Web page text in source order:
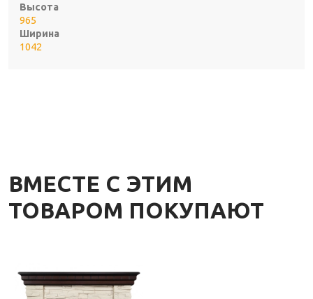
Высота
965
Ширина
1042
ВМЕСТЕ С ЭТИМ
ТОВАРОМ ПОКУПАЮТ